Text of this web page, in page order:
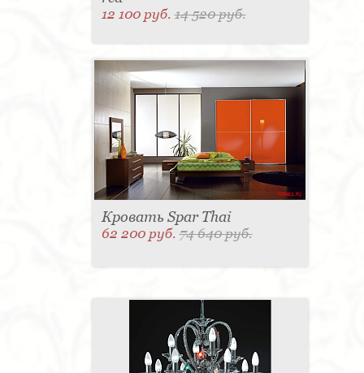
12 100 руб.14 520 руб.
Кровать Spar Thai
62 200 руб.74 640 руб.